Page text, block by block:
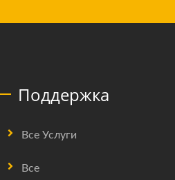
Поддержка
Все Услуги
Все